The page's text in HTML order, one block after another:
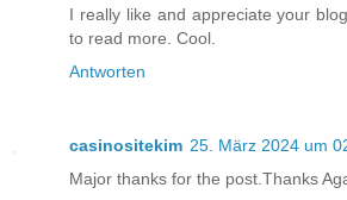
I really like and appreciate your
to read more. Cool.
Antworten
casinositekim 25. März 2024 um
Major thanks for the post.Thanks